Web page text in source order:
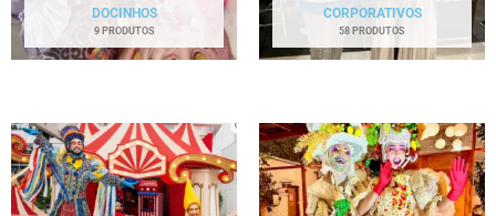
DOCINHOS
9 PRODUTOS
CORPORATIVOS
58 PRODUTOS